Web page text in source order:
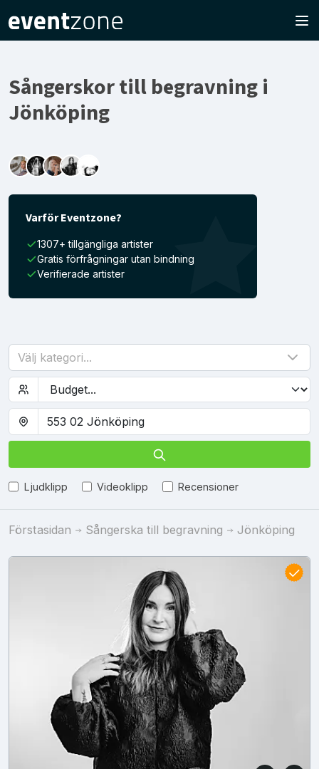
Sångerskor till begravning i
Jönköping
Varför Eventzone?
1307+ tillgängliga artister
Gratis förfrågningar utan bindning
Verifierade artister
Välj kategori...
Ljudklipp Videoklipp Recensioner
Förstasidan Sångerska till begravning Jönköping